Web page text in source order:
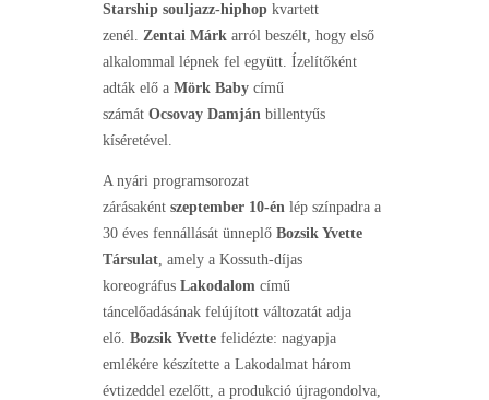
Starship souljazz-hiphop kvartett
zenél. Zentai Márk arról beszélt, hogy első
alkalommal lépnek fel együtt. Ízelítőként
adták elő a Mörk Baby című
számát Ocsovay Damján billentyűs
kíséretével.
A nyári programsorozat
zárásaként szeptember 10-én lép színpadra a
30 éves fennállását ünneplő Bozsik Yvette
Társulat , amely a Kossuth-díjas
koreográfus Lakodalom című
táncelőadásának felújított változatát adja
elő. Bozsik Yvette felidézte: nagyapja
emlékére készítette a Lakodalmat három
évtizeddel ezelőtt, a produkció újragondolva,